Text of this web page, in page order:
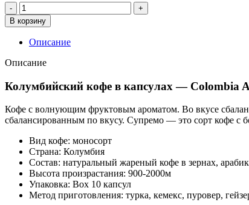
Количество
товара
Кофе
в
капсулах
Colombia
coffee
100%
арабика
В корзину
Описание
Описание
Колумбийский кофе в капсулах — Colombia
Кофе с волнующим фруктовым ароматом. Во вкусе
сбалансированным по вкусу. Супремо — это сорт кофе с
Вид кофе: моносорт
Страна: Колумбия
Состав: натуральный жареный кофе в зернах,
Высота произрастания: 900-2000м
Упаковка: Box 10 капсул
Метод приготовления: турка, кемекс, пуровер,